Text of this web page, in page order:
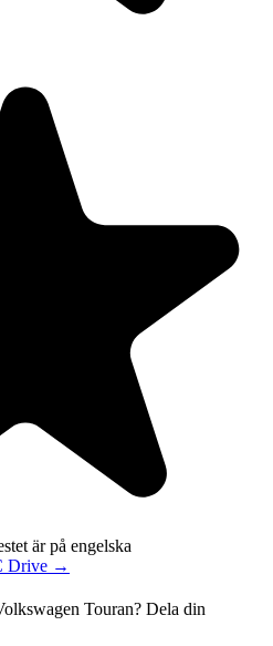
är på engelska
Drive →
Touran? Dela din